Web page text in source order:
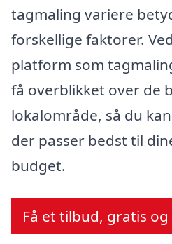
tagmaling variere
forskellige faktorer.
platform som
få overblikket over de
lokalområde, så du
der passer bedst til
budget.
Få et tilbud, gratis